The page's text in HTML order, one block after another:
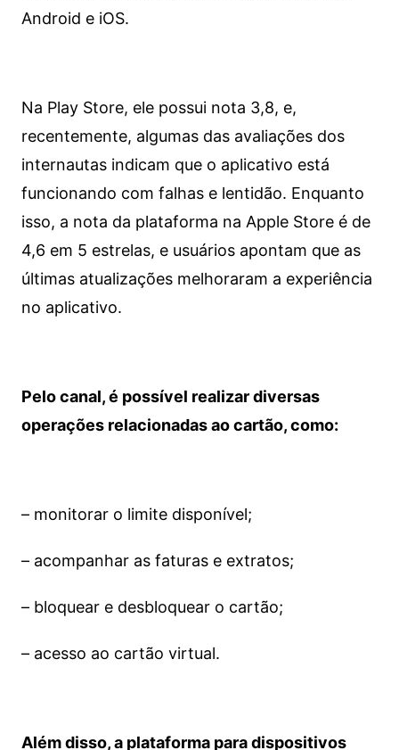
Android e iOS.
Na Play Store, ele possui nota 3,8, e,
recentemente, algumas das avaliações dos
internautas indicam que o aplicativo está
funcionando com falhas e lentidão. Enquanto
isso, a nota da plataforma na Apple Store é de
4,6 em 5 estrelas, e usuários apontam que as
últimas atualizações melhoraram a experiência
no aplicativo.
Pelo canal, é possível realizar diversas
operações relacionadas ao cartão, como:
– monitorar o limite disponível;
– acompanhar as faturas e extratos;
– bloquear e desbloquear o cartão;
– acesso ao cartão virtual.
Além disso, a plataforma para dispositivos